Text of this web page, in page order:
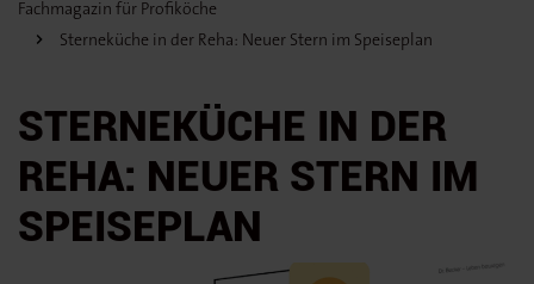
Fachmagazin für Profiköche
Sterneküche in der Reha: Neuer Stern im Speiseplan
STERNEKÜCHE IN DER
REHA: NEUER STERN IM
SPEISEPLAN